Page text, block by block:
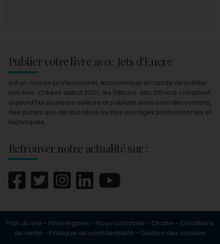
Publier votre livre avec Jets d'Encre
est un moyen professionnel, économique et rapide de publier
son livre. Créées début 2007, les Éditions Jets d’Encre comptent
aujourd’hui plusieurs auteurs et publient aussi bien des romans,
des polars que de la poésie ou des ouvrages professionnels et
techniques.
Retrouver notre actualité sur :
Plan du site - Infos légales - Nous contacter - Charte - Conditions
de vente - Politique de confidentialité - Gestion des cookies